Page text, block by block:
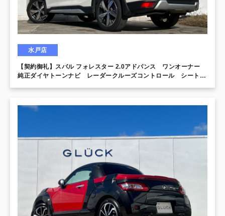
水戸店
【契約御礼】スバル フォレスター 2.0アドバンス ワンオーナー
純正ダイヤトーンナビ レーダークルーズコントロール シートヒ